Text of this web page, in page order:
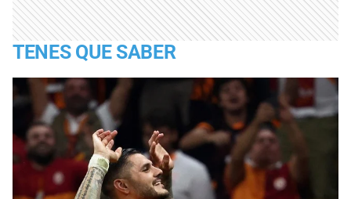
TENES QUE SABER